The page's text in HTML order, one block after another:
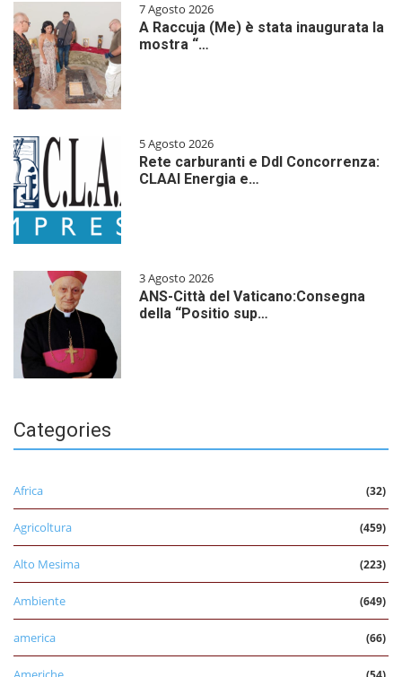
7 Agosto 2026
A Raccuja (Me) è stata inaugurata la
mostra “…
5 Agosto 2026
Rete carburanti e Ddl Concorrenza:
CLAAI Energia e…
3 Agosto 2026
ANS-Città del Vaticano:Consegna
della “Positio sup…
Categories
Africa (32)
Agricoltura (459)
Alto Mesima (223)
Ambiente (649)
america (66)